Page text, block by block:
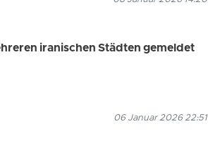
iranischen Städten gemeldet
06 Januar 2026 22:51